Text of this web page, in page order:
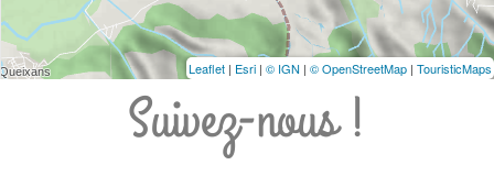
Leaflet | Esri | © IGN | © OpenStreetMap | TouristicMaps
Suivez-nous !